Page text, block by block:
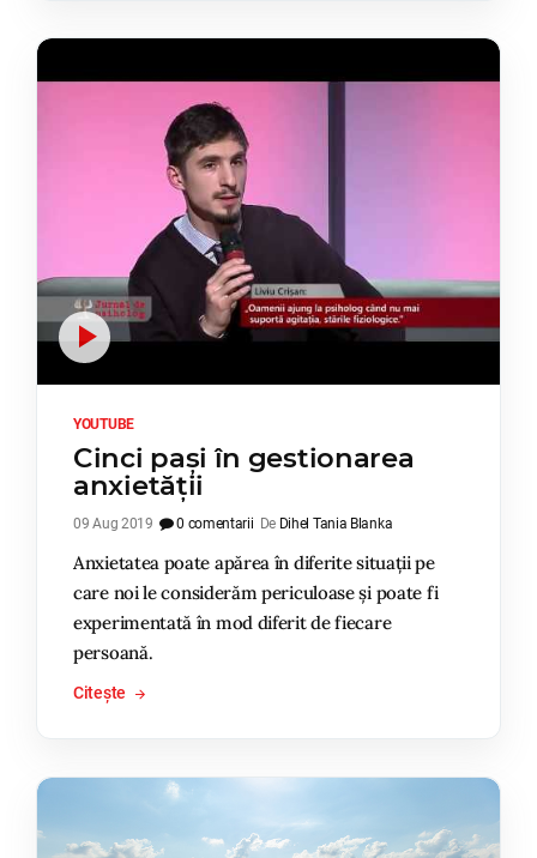
YOUTUBE
Cinci pași în gestionarea
anxietății
09 Aug 2019 0 comentarii De Dihel Tania Blanka
Anxietatea poate apărea în diferite situații pe
care noi le considerăm periculoase și poate fi
experimentată în mod diferit de fiecare
persoană.
Citește